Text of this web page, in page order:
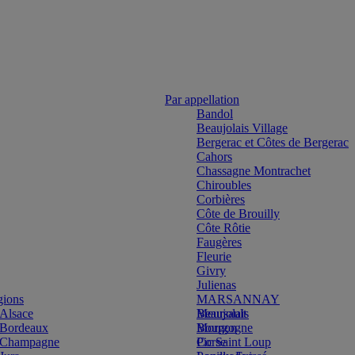
Alsace
Beaujolais
Bordeaux
Bourgogne
Champagne
Corse
Par appellation
Bandol
Beaujolais Village
Bergerac et Côtes de Bergerac
Cahors
Chassagne Montrachet
Chiroubles
Corbières
Côte de Brouilly
Côte Rôtie
Faugères
Fleurie
Givry
Julienas
MARSANNAY
Meursault
Morgon
Pic Saint Loup